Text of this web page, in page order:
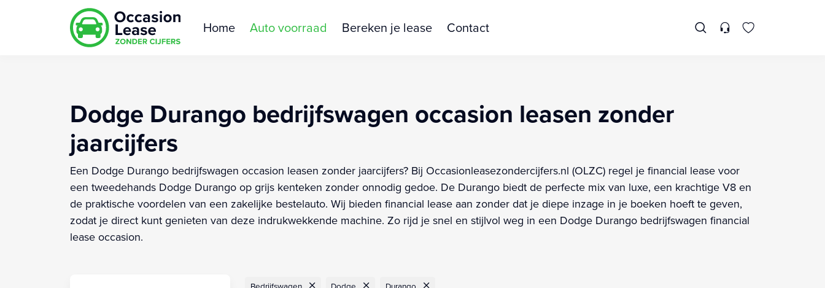
Home Auto voorraad Bereken je lease Contact
Dodge Durango bedrijfswagen occasion leasen zonder
jaarcijfers
Een Dodge Durango bedrijfswagen occasion leasen zonder jaarcijfers? Bij Occasionleasezondercijfers.nl (OLZC) regel je financial lease voor
een tweedehands Dodge Durango op grijs kenteken zonder onnodig gedoe. De Durango biedt de perfecte mix van luxe, een krachtige V8 en
de praktische voordelen van een zakelijke bestelauto. Wij bieden financial lease aan zonder dat je diepe inzage in je boeken hoeft te geven,
zodat je direct kunt genieten van deze indrukwekkende machine. Zo rijd je snel en stijlvol weg in een Dodge Durango bedrijfswagen financial
lease occasion.